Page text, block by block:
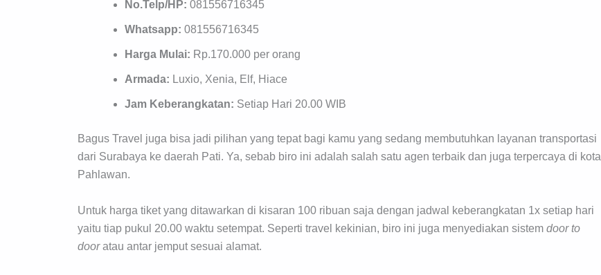
No.Telp/HP: 081556716345
Whatsapp: 081556716345
Harga Mulai: Rp.170.000 per orang
Armada: Luxio, Xenia, Elf, Hiace
Jam Keberangkatan: Setiap Hari 20.00 WIB
Bagus Travel juga bisa jadi pilihan yang tepat bagi kamu yang sedang membutuhkan layanan transportasi
dari Surabaya ke daerah Pati. Ya, sebab biro ini adalah salah satu agen terbaik dan juga terpercaya di kota
Pahlawan.
Untuk harga tiket yang ditawarkan di kisaran 100 ribuan saja dengan jadwal keberangkatan 1x setiap hari
yaitu tiap pukul 20.00 waktu setempat. Seperti travel kekinian, biro ini juga menyediakan sistem doorto
dooratau antar jemput sesuai alamat.